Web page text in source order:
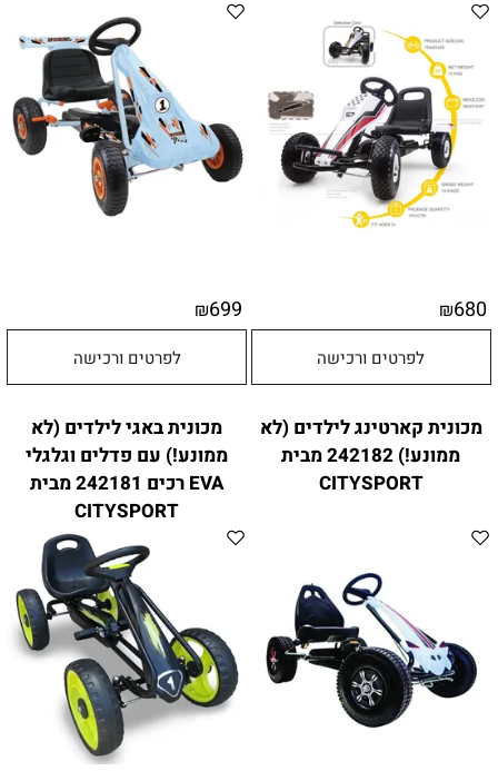
₪680
לפרטים ורכישה
₪699
לפרטים ורכישה
מכונית קארטינג לילדים (לא
ממונע!) 242182 מבית
CITYSPORT
מכונית באגי לילדים (לא
ממונע!) עם פדלים וגלגלי
EVA רכים 242181 מבית
CITYSPORT